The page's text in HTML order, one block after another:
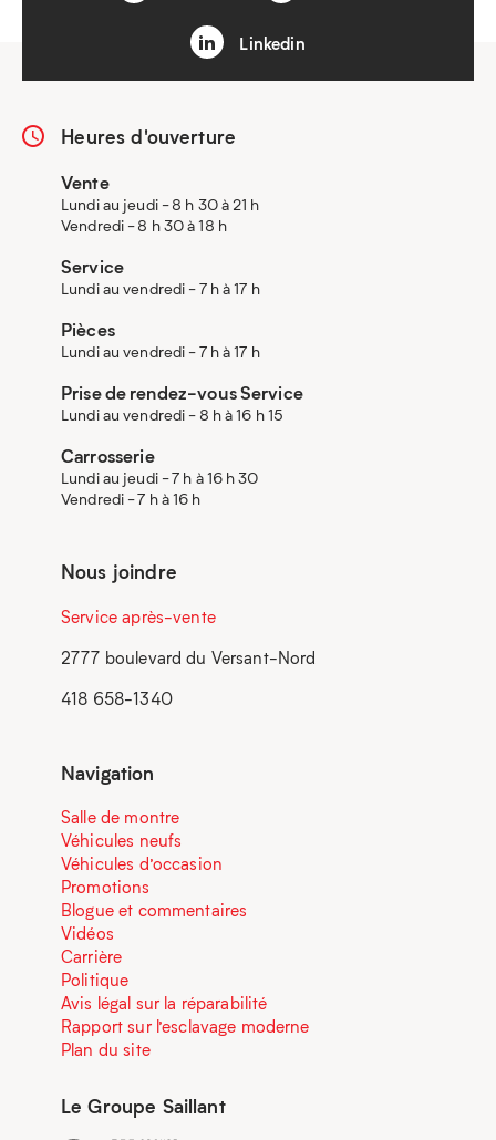
Linkedin
Heures d'ouverture
Vente
Lundi au jeudi - 8 h 30 à 21 h
Vendredi - 8 h 30 à 18 h
Service
Lundi au vendredi - 7 h à 17 h
Pièces
Lundi au vendredi - 7 h à 17 h
Prise de rendez-vous Service
Lundi au vendredi - 8 h à 16 h 15
Carrosserie
Lundi au jeudi - 7 h à 16 h 30
Vendredi - 7 h à 16 h
Nous joindre
Service après-vente
2777 boulevard du Versant-Nord
418 658-1340
Navigation
Salle de montre
Véhicules neufs
Véhicules d’occasion
Promotions
Blogue et commentaires
Vidéos
Carrière
Politique
Avis légal sur la réparabilité
Rapport sur l’esclavage moderne
Plan du site
Le Groupe Saillant